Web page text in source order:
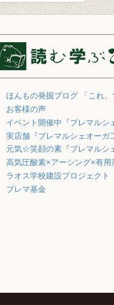
ほんもの発掘ブログ 「これ、
お客様の声
イベント開催中『プレマルシ
実店舗『プレマルシェオーガ
元気☆笑顔の素『プレマルシ
高気圧酸素×アーシング×有用
ラオス学校建設プロジェクト
プレマ基金